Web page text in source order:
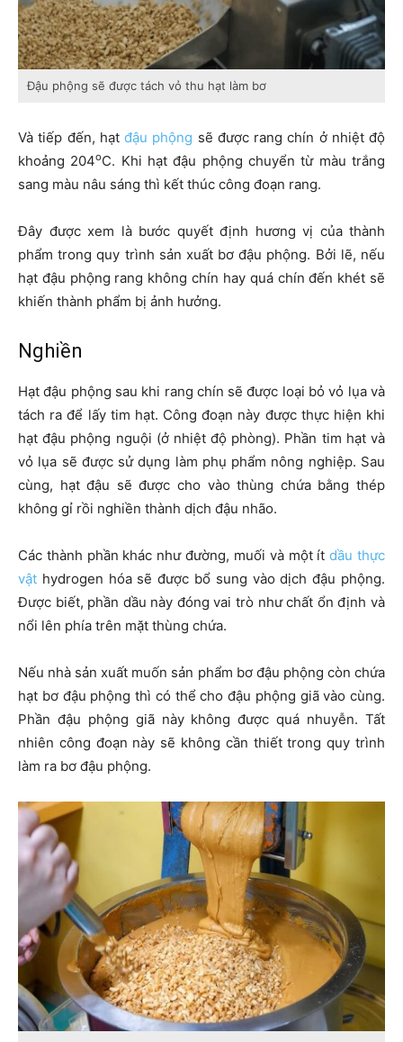
Đậu phộng sẽ được tách vỏ thu hạt làm bơ
Và tiếp đến, hạt đậu phộng sẽ được rang chín ở nhiệt độ
khoảng 204oC. Khi hạt đậu phộng chuyển từ màu trắng
sang màu nâu sáng thì kết thúc công đoạn rang.
Đây được xem là bước quyết định hương vị của thành
phẩm trong quy trình sản xuất bơ đậu phộng. Bởi lẽ, nếu
hạt đậu phộng rang không chín hay quá chín đến khét sẽ
khiến thành phẩm bị ảnh hưởng.
Nghiền
Hạt đậu phộng sau khi rang chín sẽ được loại bỏ vỏ lụa và
tách ra để lấy tim hạt. Công đoạn này được thực hiện khi
hạt đậu phộng nguội (ở nhiệt độ phòng). Phần tim hạt và
vỏ lụa sẽ được sử dụng làm phụ phẩm nông nghiệp. Sau
cùng, hạt đậu sẽ được cho vào thùng chứa bằng thép
không gỉ rồi nghiền thành dịch đậu nhão.
Các thành phần khác như đường, muối và một ítdầu thực
vật hydrogen hóa sẽ được bổ sung vào dịch đậu phộng.
Được biết, phần dầu này đóng vai trò như chất ổn định và
nổi lên phía trên mặt thùng chứa.
Nếu nhà sản xuất muốn sản phẩm bơ đậu phộng còn chứa
hạt bơ đậu phộng thì có thể cho đậu phộng giã vào cùng.
Phần đậu phộng giã này không được quá nhuyễn. Tất
nhiên công đoạn này sẽ không cần thiết trong quy trình
làm ra bơ đậu phộng.